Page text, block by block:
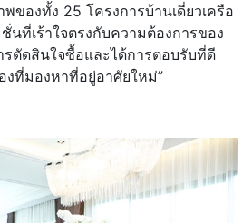
ของทั้ง 25 โครงการบ้านเดี่ยวเครือ
นที่เร้าใจตรงกับความต้องการของ
ตัดสินใจซื้อและได้การตอบรับที่ดี
งที่มองหาที่อยู่อาศัยใหม่”